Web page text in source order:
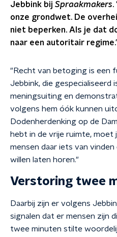
Jebbink bij Spraakmakers.
onze grondwet. De
niet beperken. Als je dat
naar een autoritair
"Recht van betoging is een
Jebbink, die gespecialiseerd
meningsuiting en
volgens hem óók kunnen
Dodenherdenking op de
hebt in de vrije ruimte, moet
mensen daar iets van
willen laten horen."
Verstoring twee
Daarbij zijn er volgens
signalen dat er mensen zijn
twee minuten stilte